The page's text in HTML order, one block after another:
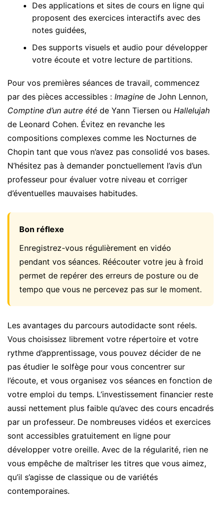
Des applications et sites de cours en ligne qui
proposent des exercices interactifs avec des
notes guidées,
Des supports visuels et audio pour développer
votre écoute et votre lecture de partitions.
Pour vos premières séances de travail, commencez
par des pièces accessibles : Imagine de John Lennon,
Comptine d’un autre été de Yann Tiersen ou Hallelujah
de Leonard Cohen. Évitez en revanche les
compositions complexes comme les Nocturnes de
Chopin tant que vous n’avez pas consolidé vos bases.
N’hésitez pas à demander ponctuellement l’avis d’un
professeur pour évaluer votre niveau et corriger
d’éventuelles mauvaises habitudes.
Bon réflexe
Enregistrez-vous régulièrement en vidéo
pendant vos séances. Réécouter votre jeu à froid
permet de repérer des erreurs de posture ou de
tempo que vous ne percevez pas sur le moment.
Les avantages du parcours autodidacte sont réels.
Vous choisissez librement votre répertoire et votre
rythme d’apprentissage, vous pouvez décider de ne
pas étudier le solfège pour vous concentrer sur
l’écoute, et vous organisez vos séances en fonction de
votre emploi du temps. L’investissement financier reste
aussi nettement plus faible qu’avec des cours encadrés
par un professeur. De nombreuses vidéos et exercices
sont accessibles gratuitement en ligne pour
développer votre oreille. Avec de la régularité, rien ne
vous empêche de maîtriser les titres que vous aimez,
qu’il s’agisse de classique ou de variétés
contemporaines.